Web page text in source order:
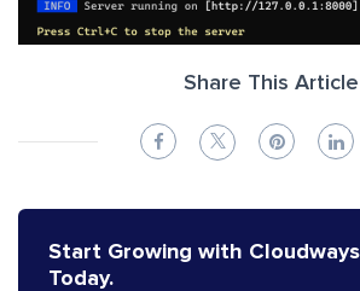
Share This Article
Start Growing with Cloudways
Today.